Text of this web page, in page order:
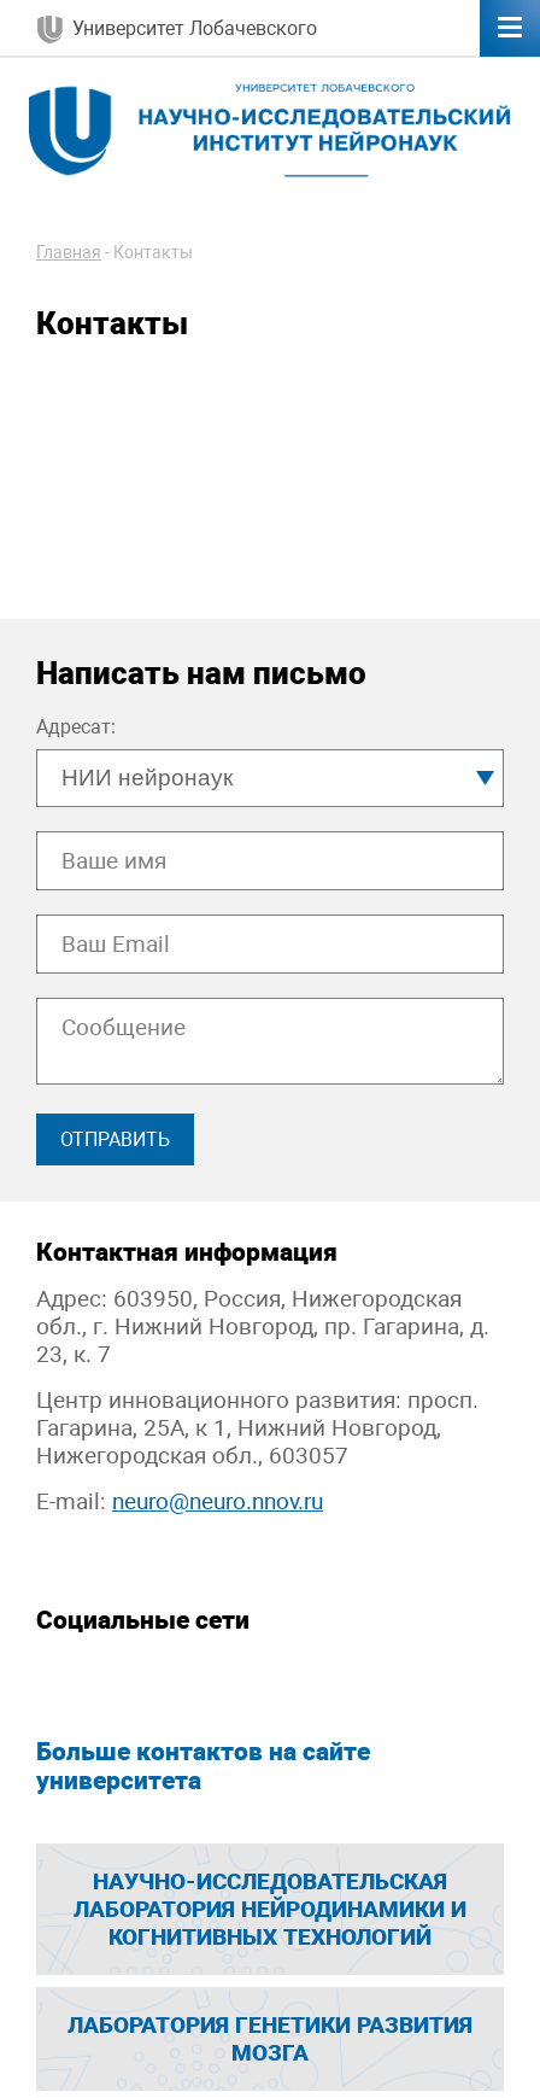
Университет Лобачевского
Главная - Контакты
Контакты
Написать нам письмо
Адресат:
Контактная информация
Адрес: 603950, Россия, Нижегородская
обл., г. Нижний Новгород, пр. Гагарина, д.
23, к. 7
Центр инновационного развития: просп.
Гагарина, 25А, к 1, Нижний Новгород,
Нижегородская обл., 603057
E-mail: neuro@neuro.nnov.ru
Социальные сети
Больше контактов на сайте
университета
НАУЧНО-ИССЛЕДОВАТЕЛЬСКАЯ
ЛАБОРАТОРИЯ НЕЙРОДИНАМИКИ И
КОГНИТИВНЫХ ТЕХНОЛОГИЙ
ЛАБОРАТОРИЯ ГЕНЕТИКИ РАЗВИТИЯ
МОЗГА